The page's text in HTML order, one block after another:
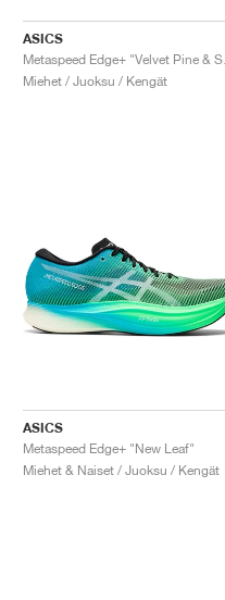
ASICS
Miehet / Juoksu / Kengät
ASICS
Metaspeed Edge+ "New Leaf"
Miehet & Naiset / Juoksu / Kengät